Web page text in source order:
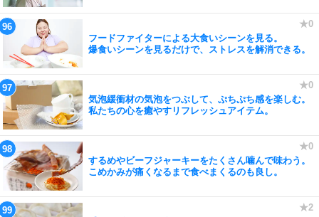
フードファイターによる大食いシーンを見る。
爆食いシーンを見るだけで、ストレスを解消できる。
気泡緩衝材の気泡をつぶして、ぷちぷち感を楽しむ。
私たちの心を癒やすリフレッシュアイテム。
するめやビーフジャーキーをたくさん噛んで味わう。
こめかみが痛くなるまで食べまくるのも良し。